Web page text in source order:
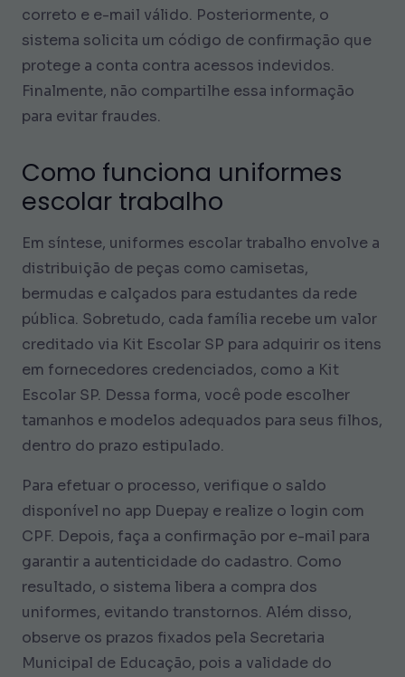
correto e e-mail válido. Posteriormente, o
sistema solicita um código de confirmação que
protege a conta contra acessos indevidos.
Finalmente, não compartilhe essa informação
para evitar fraudes.
Como funciona uniformes
escolar trabalho
Em síntese, uniformes escolar trabalho envolve a
distribuição de peças como camisetas,
bermudas e calçados para estudantes da rede
pública. Sobretudo, cada família recebe um valor
creditado via Kit Escolar SP para adquirir os itens
em fornecedores credenciados, como a Kit
Escolar SP. Dessa forma, você pode escolher
tamanhos e modelos adequados para seus filhos,
dentro do prazo estipulado.
Para efetuar o processo, verifique o saldo
disponível no app Duepay e realize o login com
CPF. Depois, faça a confirmação por e-mail para
garantir a autenticidade do cadastro. Como
resultado, o sistema libera a compra dos
uniformes, evitando transtornos. Além disso,
observe os prazos fixados pela Secretaria
Municipal de Educação, pois a validade do